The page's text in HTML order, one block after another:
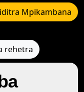
Mpikambana
rehetra